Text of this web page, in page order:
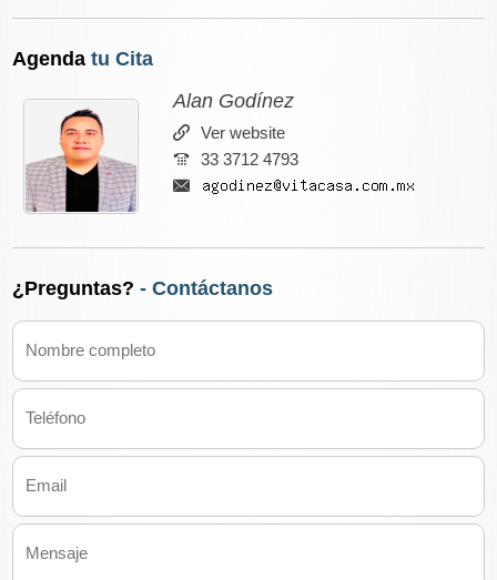
Agenda tu Cita
Alan Godínez
Ver website
33 3712 4793
¿Preguntas? - Contáctanos